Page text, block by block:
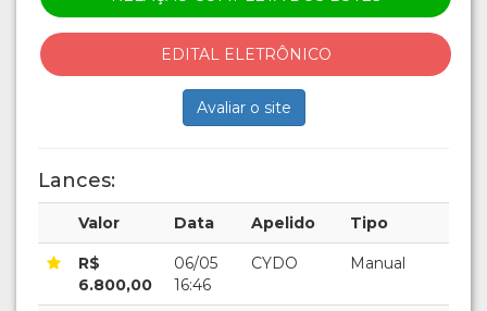
EDITAL ELETRÔNICO
Avaliar o site
Lances:
Valor Data Apelido Tipo
R$
6.800,00
06/05
16:46
CYDO Manual